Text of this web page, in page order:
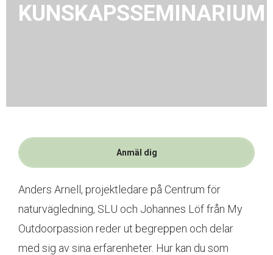
KUNSKAPSSEMINARIUM
Anmäl dig
Anders Arnell, projektledare på Centrum för
naturvägledning, SLU och Johannes Löf från My
Outdoorpassion reder ut begreppen och delar
med sig av sina erfarenheter. Hur kan du som